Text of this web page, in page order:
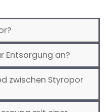
Entsorgung an?
zwischen Styropor